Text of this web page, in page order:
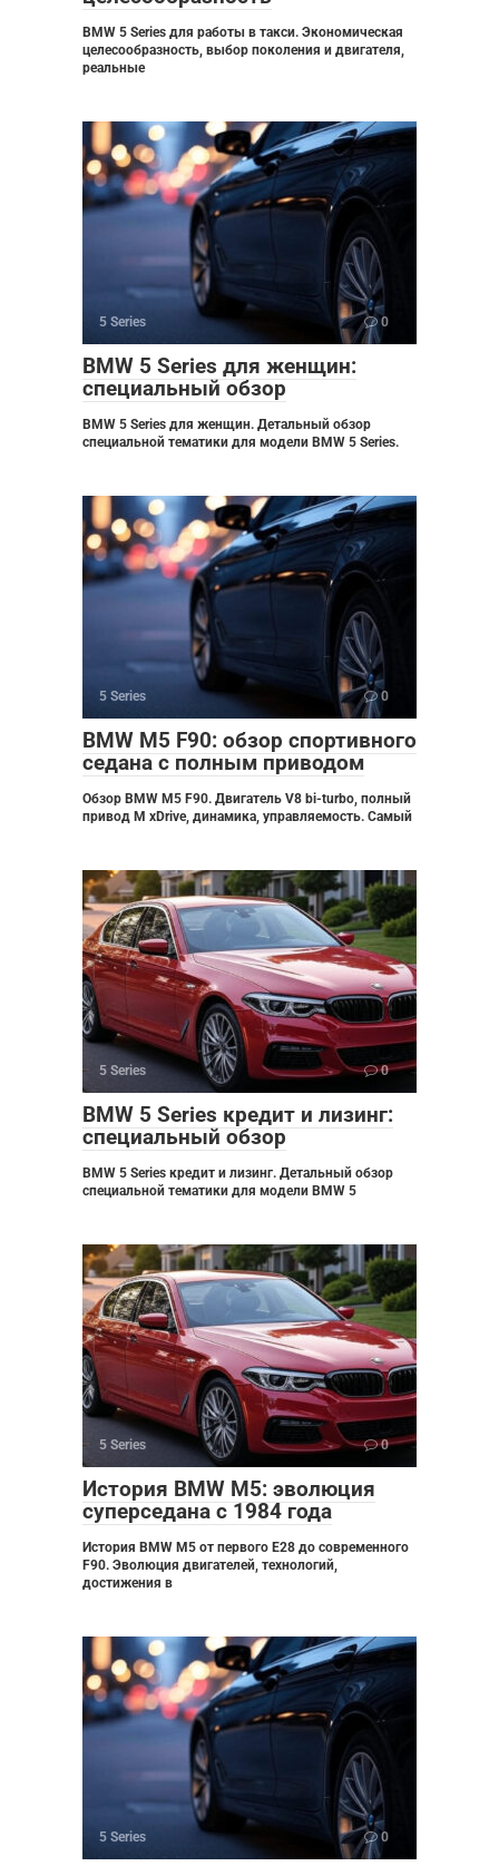
BMW 5 Series для работы в такси. Экономическая
целесообразность, выбор поколения и двигателя,
реальные
5 Series 0
BMW 5 Series для женщин:
специальный обзор
BMW 5 Series для женщин. Детальный обзор
специальной тематики для модели BMW 5 Series.
5 Series 0
BMW M5 F90: обзор спортивного
седана с полным приводом
Обзор BMW M5 F90. Двигатель V8 bi-turbo, полный
привод M xDrive, динамика, управляемость. Самый
5 Series 0
BMW 5 Series кредит и лизинг:
специальный обзор
BMW 5 Series кредит и лизинг. Детальный обзор
специальной тематики для модели BMW 5
5 Series 0
История BMW M5: эволюция
суперседана с 1984 года
История BMW M5 от первого E28 до современного
F90. Эволюция двигателей, технологий,
достижения в
5 Series 0